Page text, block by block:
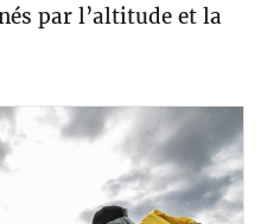
par l’altitude et la